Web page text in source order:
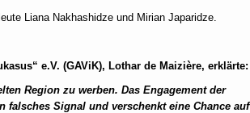
Liana Nakhashidze und Mirian Japaridze.
e.V. (GAViK), Lothar de Maizière, erklärte:
Region zu werben. Das Engagement der
Signal und verschenkt eine Chance auf